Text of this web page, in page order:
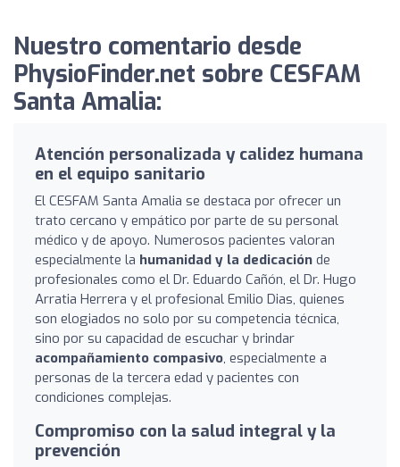
Nuestro comentario desde
PhysioFinder.net sobre CESFAM
Santa Amalia:
Atención personalizada y calidez humana
en el equipo sanitario
El CESFAM Santa Amalia se destaca por ofrecer un
trato cercano y empático por parte de su personal
médico y de apoyo. Numerosos pacientes valoran
especialmente la humanidad y la dedicación de
profesionales como el Dr. Eduardo Cañón, el Dr. Hugo
Arratia Herrera y el profesional Emilio Dias, quienes
son elogiados no solo por su competencia técnica,
sino por su capacidad de escuchar y brindar
acompañamiento compasivo, especialmente a
personas de la tercera edad y pacientes con
condiciones complejas.
Compromiso con la salud integral y la
prevención